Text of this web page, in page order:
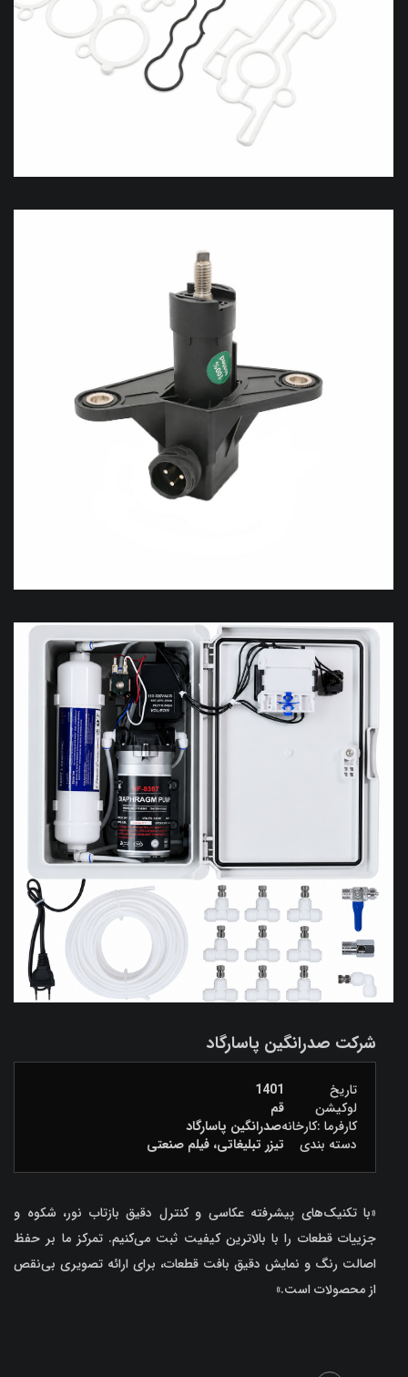
شرکت صدرانگین پاسارگاد
تاریخ
1401
لوکیشن
قم
کارفرما :کارخانهصدرانگین پاسارگاد
دسته بندی
تیزر تبلیغاتی، فیلم صنعتی
«با تکنیک‌های پیشرفته عکاسی و کنترل دقیق بازتاب نور، شکوه و
جزییات قطعات را با بالاترین کیفیت ثبت می‌کنیم. تمرکز ما بر حفظ
اصالت رنگ و نمایش دقیق بافت قطعات، برای ارائه تصویری بی‌نقص
از محصولات است.»